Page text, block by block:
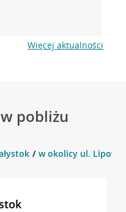
Więcej aktualności
pobliżu
w okolicy ul. Lipowa